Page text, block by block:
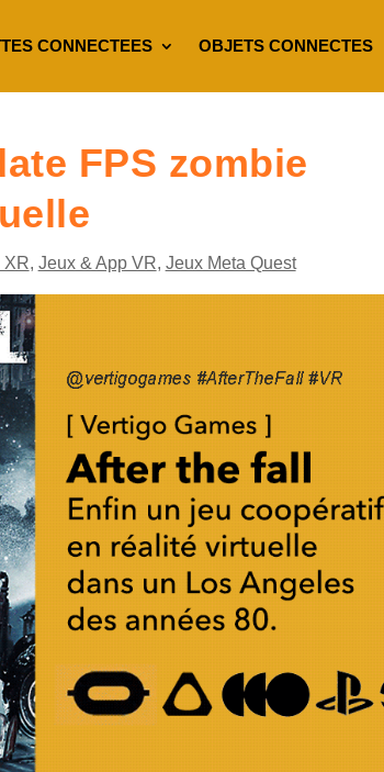
CONNECTEES OBJETS CONNECTES
FPS zombie
XR, Jeux & App VR, Jeux Meta Quest